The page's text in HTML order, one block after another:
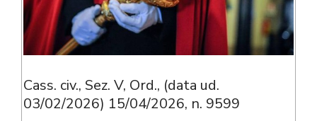
Cass. civ., Sez. V, Ord., (data ud.
03/02/2026) 15/04/2026, n. 9599